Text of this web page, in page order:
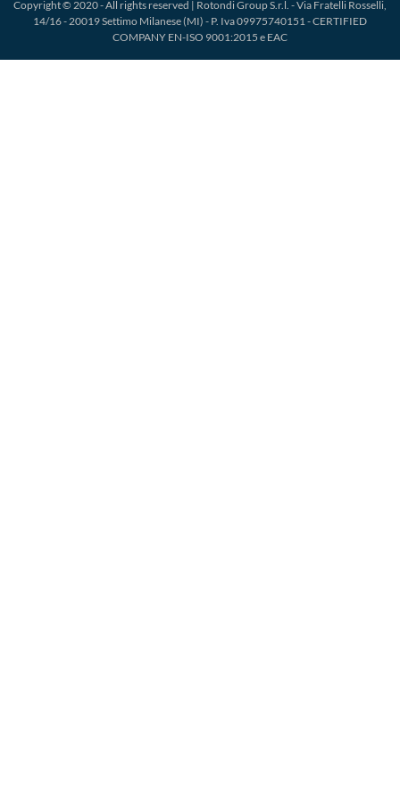
Copyright © 2020 - All rights reserved | Rotondi Group S.r.l. - Via Fratelli Rosselli,
14/16 - 20019 Settimo Milanese (MI) - P. Iva 09975740151 - CERTIFIED
COMPANY EN-ISO 9001:2015 e EAC